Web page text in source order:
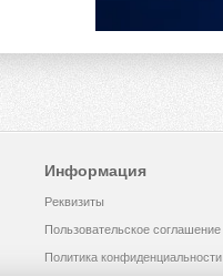
Информация
Реквизиты
Пользовательское соглашение
Политика конфиденциальности